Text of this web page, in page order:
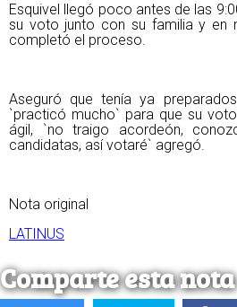
Esquivel llegó poco antes de las
su voto junto con su familia y en
completó el proceso.
Aseguró que tenía ya
`practicó mucho` para que su
ágil, `no traigo acordeón,
candidatas, así votaré` agregó.
Nota original
LATINUS
Comparte esta nota